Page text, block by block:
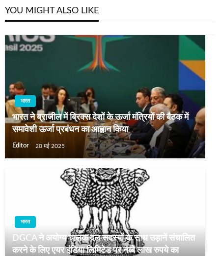
YOU MIGHT ALSO LIKE
भारत
भारत ने ब्राजील में ब्रिक्स देशों के ऊर्जा मंत्रियों की बैठक में
समावेशी ऊर्जा प्रबंधन का आह्वान किया
Editor 20 मई 2025
भारत
DGCA ने अयोग्‍य चालक दल सदस्यों के साथ उड़ानें संचालित
करने के लिए एयर इंडिया लिमिटेड पर नब्बे लाख रुपये का